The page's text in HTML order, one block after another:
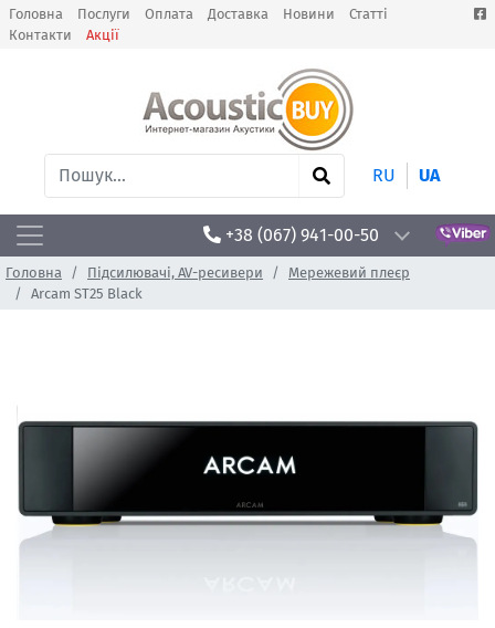
Головна Послуги Оплата Доставка Новини
Статті
Контакти
Акції
RU UA
+38 (067) 941-00-50
Головна Підсилювачі, AV-ресивери
Мережевий плеєр
Arcam ST25 Black